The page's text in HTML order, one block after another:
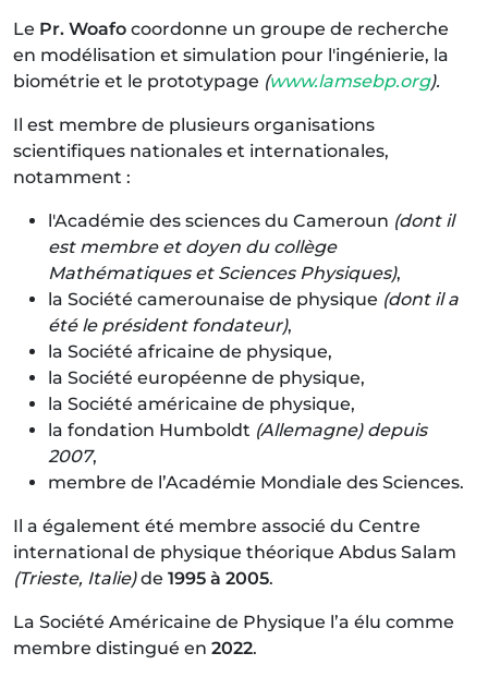
Le Pr. Woafo coordonne un groupe de recherche
en modélisation et simulation pour l'ingénierie, la
biométrie et le prototypage (www.lamsebp.org).
Il est membre de plusieurs organisations
scientifiques nationales et internationales,
notamment :
l'Académie des sciences du Cameroun (dont il
est membre et doyen du collège
Mathématiques et Sciences Physiques),
la Société camerounaise de physique (dont il a
été le président fondateur),
la Société africaine de physique,
la Société européenne de physique,
la Société américaine de physique,
la fondation Humboldt (Allemagne) depuis
2007,
membre de l’Académie Mondiale des Sciences.
Il a également été membre associé du Centre
international de physique théorique Abdus Salam
(Trieste, Italie)de 1995 à 2005.
La Société Américaine de Physique l’a élu comme
membre distingué en 2022.